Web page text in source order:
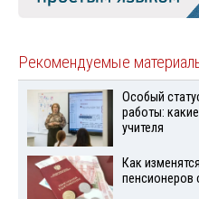
Рекомендуемые
Особый
работы:
учителя
Как
пенсионеров